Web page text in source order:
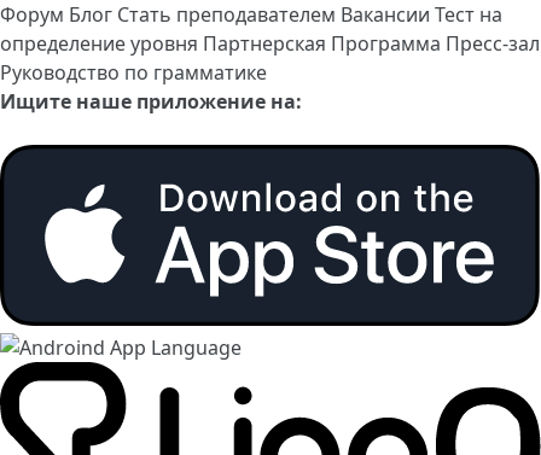
Форум Блог Стать преподавателем Вакансии Тест на
определение уровня Партнерская Программа Пресс-зал
Руководство по грамматике
Ищите наше приложение на: